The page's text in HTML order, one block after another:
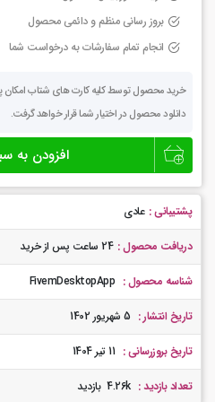
بروز رسانی منظم و دائمی محصول
انجام تمام سفارشات به درخواست شما
خرید محصول توسط کلیه کارت های شتاب امکان
دانلود محصول در اختیار شما قرار خواهد گرفت.
لانچر
دسکتاپ
اپلیکیشن
گیم
سرور
فایوام
عدد
افزودن به
پشتیبانی : عادی
دریافت محصول : 24 ساعت پس از خرید
شناسه محصول : FivemDesktopApp
تاریخ انتشار : 5 شهریور 1402
تاریخ بروزرسانی : 11 تیر 1404
تعداد بازدید : 4.26k بازدید